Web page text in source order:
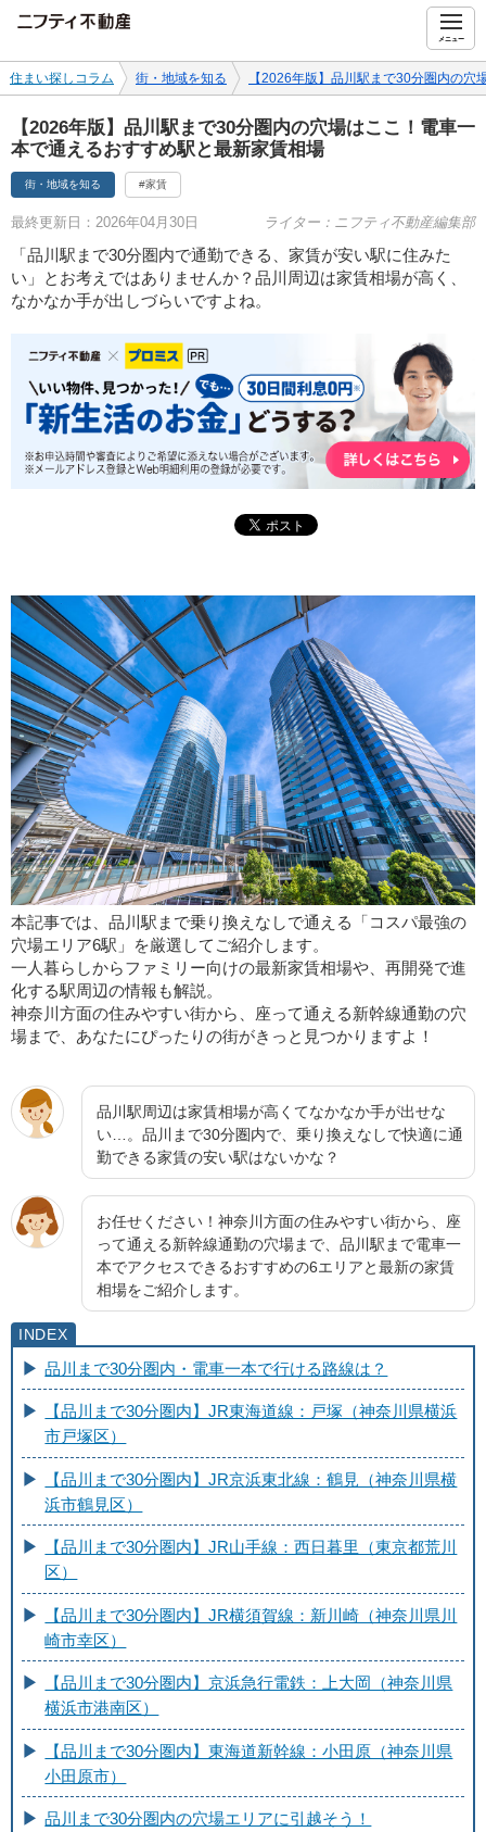
メニュー
住まい探しコラム 街・地域を知る 【2026年版】品川駅まで30分圏内の
【2026年版】品川駅まで30分圏内の穴場はここ！電車一
本で通えるおすすめ駅と最新家賃相場
街・地域を知る #家賃
最終更新日：2026年04月30日 ライター：ニフティ不動産編集部
「品川駅まで30分圏内で通勤できる、家賃が安い駅に住みた
い」とお考えではありませんか？品川周辺は家賃相場が高く、
なかなか手が出しづらいですよね。
本記事では、品川駅まで乗り換えなしで通える「コスパ最強の
穴場エリア6駅」を厳選してご紹介します。
一人暮らしからファミリー向けの最新家賃相場や、再開発で進
化する駅周辺の情報も解説。
神奈川方面の住みやすい街から、座って通える新幹線通勤の穴
場まで、あなたにぴったりの街がきっと見つかりますよ！
品川駅周辺は家賃相場が高くてなかなか手が出せな
い…。品川まで30分圏内で、乗り換えなしで快適に通
勤できる家賃の安い駅はないかな？
お任せください！神奈川方面の住みやすい街から、座
って通える新幹線通勤の穴場まで、品川駅まで電車一
本でアクセスできるおすすめの6エリアと最新の家賃
相場をご紹介します。
品川まで30分圏内・電車一本で行ける路線は？
【品川まで30分圏内】JR東海道線：戸塚（神奈川県横浜
市戸塚区）
【品川まで30分圏内】JR京浜東北線：鶴見（神奈川県横
浜市鶴見区）
【品川まで30分圏内】JR山手線：西日暮里（東京都荒川
区）
【品川まで30分圏内】JR横須賀線：新川崎（神奈川県川
崎市幸区）
【品川まで30分圏内】京浜急行電鉄：上大岡（神奈川県
横浜市港南区）
【品川まで30分圏内】東海道新幹線：小田原（神奈川県
小田原市）
品川まで30分圏内の穴場エリアに引越そう！